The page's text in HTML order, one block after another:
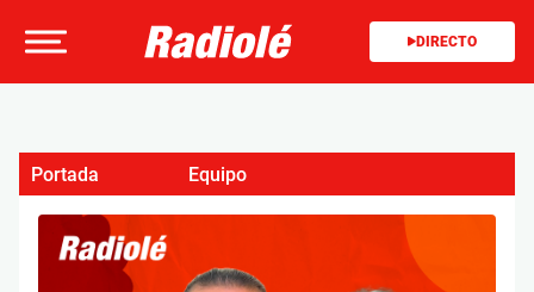
DIRECTO
Portada Equipo